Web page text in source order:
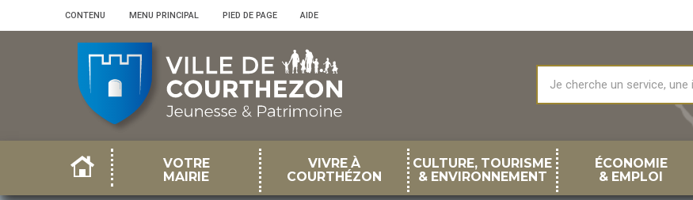
CONTENU MENU PRINCIPAL PIED DE PAGE AIDE
VOTRE
MAIRIE
VIVRE À
COURTHÉZON
CULTURE, TOURISME
& ENVIRONNEMENT
ÉCONOMIE
& EMPLOI